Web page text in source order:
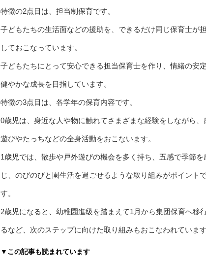
特徴の2点目は、担当制保育です。
子どもたちの生活面などの援助を、できるだけ同じ保育士が
しておこなっています。
子どもたちにとって安心できる担当保育士を作り、情緒の安
健やかな成長を目指しています。
特徴の3点目は、各学年の保育内容です。
0歳児は、身近な人や物に触れてさまざまな経験をしながら、
遊びやたっちなどの全身活動をおこないます。
1歳児では、散歩や戸外遊びの機会を多く持ち、五感で季節を
じ、のびのびと園生活を過ごせるような取り組みがポイント
す。
2歳児になると、幼稚園進級を踏まえて1月から集団保育へ移
るなど、次のステップに向けた取り組みもおこなわれています
▼この記事も読まれています